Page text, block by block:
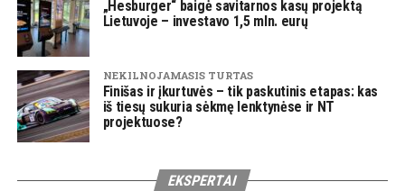
„Hesburger“ baigė savitarnos kasų projektą
Lietuvoje – investavo 1,5 mln. eurų
NEKILNOJAMASIS TURTAS
Finišas ir įkurtuvės – tik paskutinis etapas: kas
iš tiesų sukuria sėkmę lenktynėse ir NT
projektuose?
EKSPERTAI